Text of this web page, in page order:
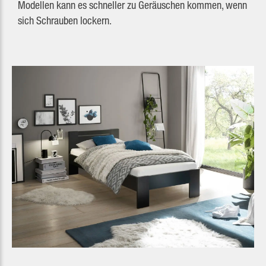
Modellen kann es schneller zu Geräuschen kommen, wenn
sich Schrauben lockern.